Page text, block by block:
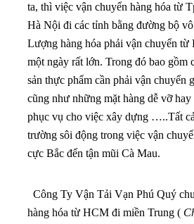
ta, thì việc vận chuyển hàng hóa từ
Hà Nội đi các tỉnh bằng đường bộ
Lượng hàng hóa phải vận chuyển từ
một ngày rất lớn. Trong đó bao gồm
sản thực phẩm cần phải vận chuyển
cũng như những mặt hàng dễ vỡ
phục vụ cho việc xây dựng …..Tất
trường sôi động trong việc vận
cực Bắc đến tận mũi Cà Mau.
Công Ty Vận Tải Vạn Phú Quý
hàng hóa từ HCM đi miền Trung (